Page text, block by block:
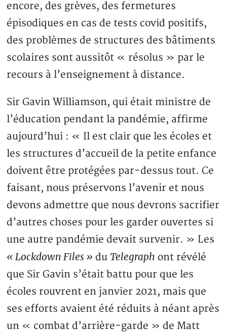
encore, des grèves, des fermetures
épisodiques en cas de tests covid positifs,
des problèmes de structures des bâtiments
scolaires sont aussitôt « résolus » par le
recours à l’enseignement à distance.
Sir Gavin Williamson, qui était ministre de
l’éducation pendant la pandémie, affirme
aujourd’hui : « Il est clair que les écoles et
les structures d’accueil de la petite enfance
doivent être protégées par-dessus tout. Ce
faisant, nous préservons l’avenir et nous
devons admettre que nous devrons sacrifier
d’autres choses pour les garder ouvertes si
une autre pandémie devait survenir. » Les
« Lockdown Files » du Telegraph ont révélé
que Sir Gavin s’était battu pour que les
écoles rouvrent en janvier 2021, mais que
ses efforts avaient été réduits à néant après
un « combat d’arrière-garde » de Matt